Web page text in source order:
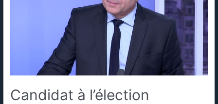
Candidat à l’élection